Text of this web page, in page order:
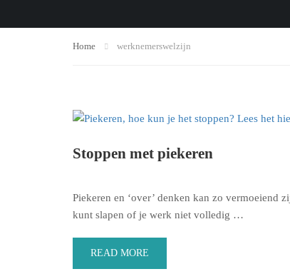
Home werknemerswelzijn
Stoppen met piekeren
Piekeren en ‘over’ denken kan zo vermoeiend
kunt slapen of je werk niet volledig …
READ MORE